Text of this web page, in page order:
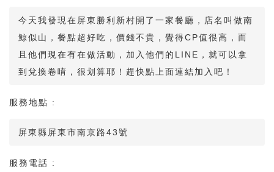
今天我發現在屏東勝利新村開了一家餐廳，店名叫做南
鯨似山，餐點超好吃，價錢不貴，覺得CP值很高，而
且他們現在有在做活動，加入他們的LINE，就可以拿
到兌換卷唷，很划算耶！趕快點上面連結加入吧！
服務地點 :
屏東縣屏東市南京路43號
服務電話 :